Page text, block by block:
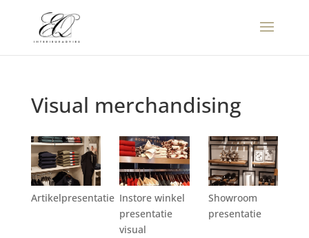
Visual merchandising
Artikelpresentatie Instore winkel
presentatie
visual
Showroom
presentatie